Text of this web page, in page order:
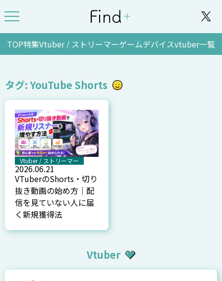
TOP特集Vtuber / ストリーマーゲームデバイスvtuber一覧
タグ: YouTube Shorts
Vtuber / ストリーマー
2026.06.21
VTuberのShorts・切り
抜き動画の始め方｜配
信を見ていない人に届
く新規獲得法
Vtuber